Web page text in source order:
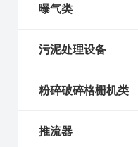
曝气类
污泥处理设备
粉碎破碎格栅机类
推流器